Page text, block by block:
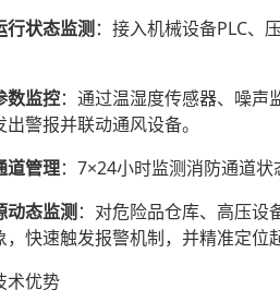
行状态监测 ：接入机械设备PLC、
数监控：通过温湿度传感器、噪
出警报并联动通风设备。
道管理：7×24小时监测消防通道
动态监测 ：对危险品仓库、高压
，快速触发报警机制，并精准定位
术优势